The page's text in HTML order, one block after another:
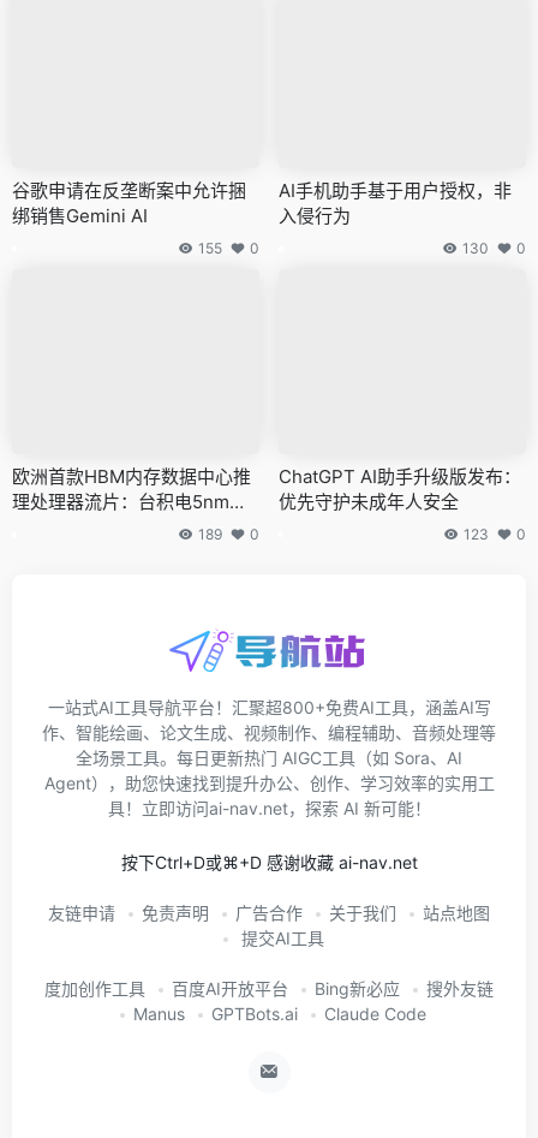
谷歌申请在反垄断案中允许捆
绑销售Gemini AI
155 0
AI手机助手基于用户授权，非
入侵行为
130 0
欧洲首款HBM内存数据中心推
理处理器流片：台积电5nm制
189 0
ChatGPT AI助手升级版发布：
优先守护未成年人安全
123 0
一站式AI工具导航平台！汇聚超800+免费AI工具，涵盖AI写
作、智能绘画、论文生成、视频制作、编程辅助、音频处理等
全场景工具。每日更新热门 AIGC工具（如 Sora、AI
Agent），助您快速找到提升办公、创作、学习效率的实用工
具！立即访问ai-nav.net，探索 AI 新可能！
按下Ctrl+D或⌘+D 感谢收藏 ai-nav.net
友链申请 免责声明 广告合作 关于我们
站点地图
提交AI工具
度加创作工具 百度AI开放平台 Bing新必应
搜外友链
Manus
GPTBots.ai Claude Code